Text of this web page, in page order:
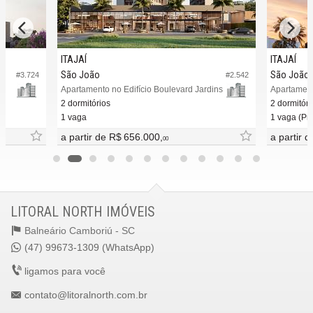
#3.724 #2.542
ITAJAÍ
São João
Apartamento no Edifício Boulevard Jardins
2 dormitórios
1 vaga
a partir de R$ 656.000, 00
ITAJAÍ
São João
2
1 vaga
a partir
LITORAL NORTH IMÓVEIS
Balneário Camboriú - SC
(47) 99673-1309 (WhatsApp)
ligamos para você
contato@litoralnorth.com.br